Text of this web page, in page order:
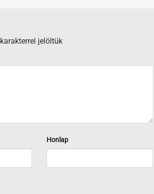
karakterrel jelöltük
Honlap